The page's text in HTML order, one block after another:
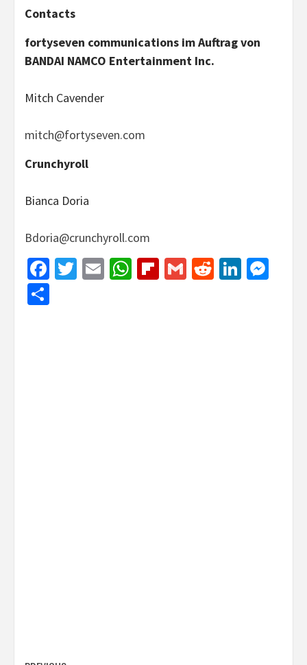
Contacts
fortyseven communications im Auftrag von
BANDAI NAMCO Entertainment Inc.
Mitch Cavender
mitch@fortyseven.com
Crunchyroll
Bianca Doria
Bdoria@crunchyroll.com
Facebook
Twitter
EmailWhatsApp
Flipboard
GmailReddit